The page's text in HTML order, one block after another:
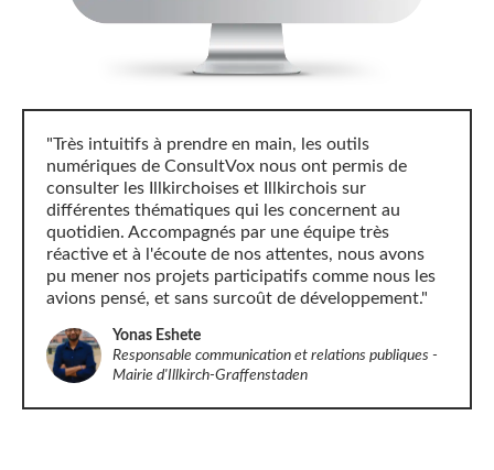
Yonas Eshete
Responsable communication et relations publiques -
Mairie d'Illkirch-Graffenstaden
"Très intuitifs à prendre en main, les outils
numériques de ConsultVox nous ont permis de
consulter les Illkirchoises et Illkirchois sur
différentes thématiques qui les concernent au
quotidien. Accompagnés par une équipe très
réactive et à l'écoute de nos attentes, nous avons
pu mener nos projets participatifs comme nous les
avions pensé, et sans surcoût de développement."